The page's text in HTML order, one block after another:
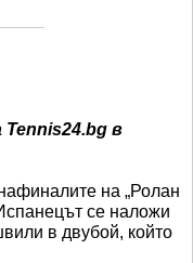
в
на „Ролан
се наложи
в двубой, който